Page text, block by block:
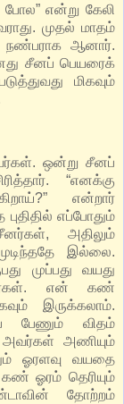
என்று கேலி
முதல் மாதம்
நண்பராக ஆனார்.
சீனப் பெயரைக்
மிகவும்
ஒன்று சீனப்
“எனக்கு
என்றார்
எப்போதும்
அதிலும்
இல்லை.
முப்பது வயது
என் கண்
இருக்கலாம்.
பேணும் விதம்
அவர்கள் அணியும்
ஓரளவு வயதை
ஓரம் தெரியும்
தோற்றம்